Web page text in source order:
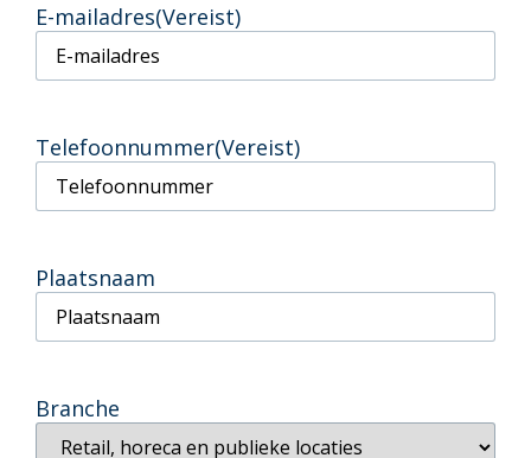
E-mailadres(Vereist)
Telefoonnummer(Vereist)
Plaatsnaam
Branche